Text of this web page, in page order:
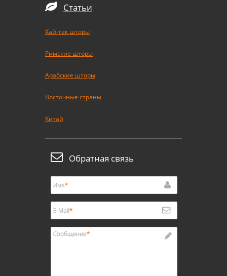
Статьи
Хай-тек шторы
Римские шторы
Арабские шторы
Восточные страны
Китай
Обратная связь